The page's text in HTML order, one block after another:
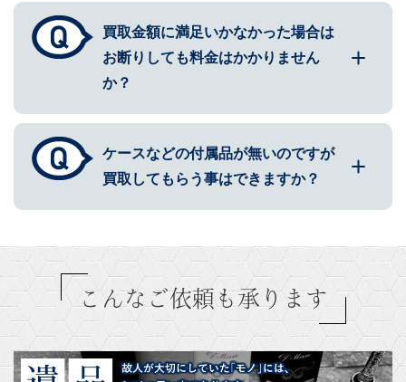
買取金額に満足いかなかった場合は
お断りしても料金はかかりません
か？
ケースなどの付属品が無いのですが
買取してもらう事はできますか？
こんなご依頼も承ります